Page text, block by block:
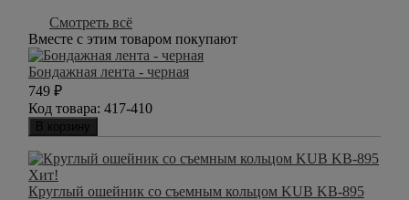
Смотреть всё
Вместе с этим товаром покупают
Бондажная лента - черная
749 ₽
Код товара: 417-410
В корзину
Хит!
Круглый ошейник со съемным кольцом KUB KB-895